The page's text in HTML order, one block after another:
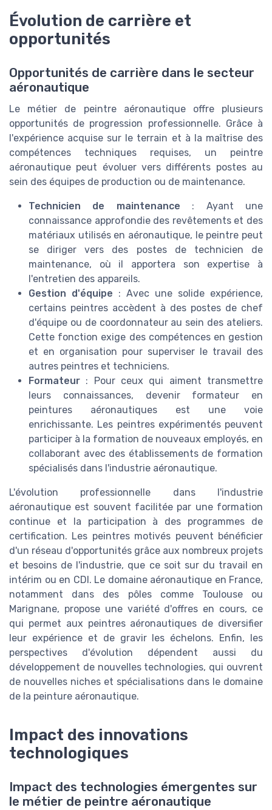
Évolution de carrière et
opportunités
Opportunités de carrière dans le secteur
aéronautique
Le métier de peintre aéronautique offre plusieurs
opportunités de progression professionnelle. Grâce à
l'expérience acquise sur le terrain et à la maîtrise des
compétences techniques requises, un peintre
aéronautique peut évoluer vers différents postes au
sein des équipes de production ou de maintenance.
Technicien de maintenance : Ayant une
connaissance approfondie des revêtements et des
matériaux utilisés en aéronautique, le peintre peut
se diriger vers des postes de technicien de
maintenance, où il apportera son expertise à
l'entretien des appareils.
Gestion d'équipe : Avec une solide expérience,
certains peintres accèdent à des postes de chef
d'équipe ou de coordonnateur au sein des ateliers.
Cette fonction exige des compétences en gestion
et en organisation pour superviser le travail des
autres peintres et techniciens.
Formateur : Pour ceux qui aiment transmettre
leurs connaissances, devenir formateur en
peintures aéronautiques est une voie
enrichissante. Les peintres expérimentés peuvent
participer à la formation de nouveaux employés, en
collaborant avec des établissements de formation
spécialisés dans l'industrie aéronautique.
L'évolution professionnelle dans l'industrie
aéronautique est souvent facilitée par une formation
continue et la participation à des programmes de
certification. Les peintres motivés peuvent bénéficier
d'un réseau d'opportunités grâce aux nombreux projets
et besoins de l'industrie, que ce soit sur du travail en
intérim ou en CDI. Le domaine aéronautique en France,
notamment dans des pôles comme Toulouse ou
Marignane, propose une variété d'offres en cours, ce
qui permet aux peintres aéronautiques de diversifier
leur expérience et de gravir les échelons. Enfin, les
perspectives d'évolution dépendent aussi du
développement de nouvelles technologies, qui ouvrent
de nouvelles niches et spécialisations dans le domaine
de la peinture aéronautique.
Impact des innovations
technologiques
Impact des technologies émergentes sur
le métier de peintre aéronautique